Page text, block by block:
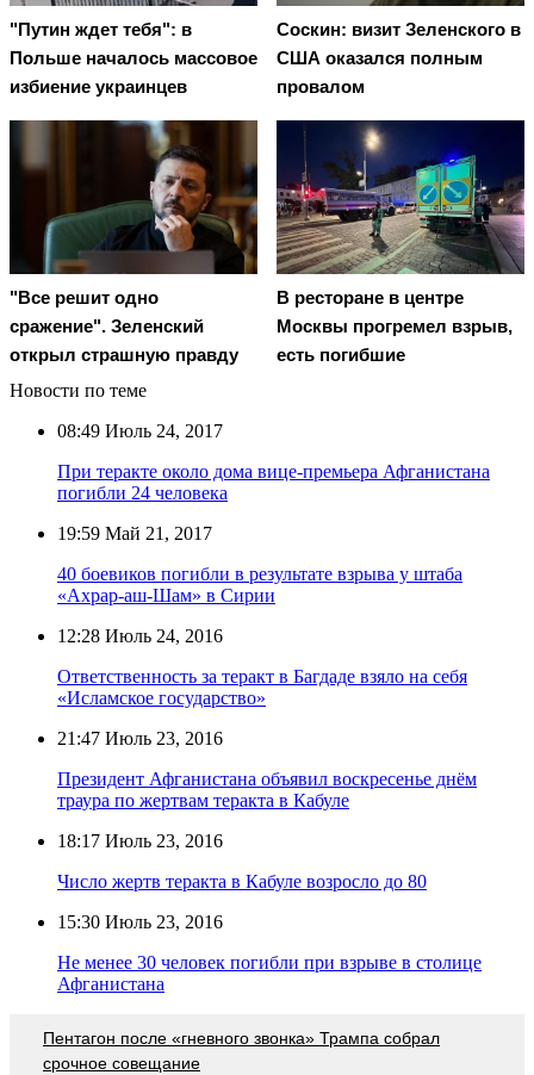
"Путин ждет тебя": в
Польше началось массовое
избиение украинцев
Соскин: визит Зеленского в
США оказался полным
провалом
"Все решит одно
сражение". Зеленский
открыл страшную правду
В ресторане в центре
Москвы прогремел взрыв,
есть погибшие
Новости по теме
08:49 Июль 24, 2017
При теракте около дома вице-премьера Афганистана
погибли 24 человека
19:59 Май 21, 2017
40 боевиков погибли в результате взрыва у штаба
«Ахрар-аш-Шам» в Сирии
12:28 Июль 24, 2016
Ответственность за теракт в Багдаде взяло на себя
«Исламское государство»
21:47 Июль 23, 2016
Президент Афганистана объявил воскресенье днём
траура по жертвам теракта в Кабуле
18:17 Июль 23, 2016
Число жертв теракта в Кабуле возросло до 80
15:30 Июль 23, 2016
Не менее 30 человек погибли при взрыве в столице
Афганистана
Пентагон после «гневного звонка» Трампа собрал
срочное совещание